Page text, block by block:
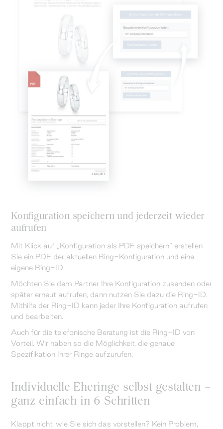
Konfiguration speichern und jederzeit wieder
aufrufen
Mit Klick auf „Konfiguration als PDF speichern“ erstellen
Sie ein PDF der aktuellen Ring-Konfiguration und eine
eigene Ring-ID.
Möchten Sie dem Partner Ihre Konfiguration zusenden oder
später erneut aufrufen, dann nutzen Sie dazu die Ring-ID.
Mithilfe der Ring-ID kann jeder Ihre Konfiguration aufrufen
und bearbeiten.
Auch für die telefonische Beratung ist die Ring-ID von
Vorteil. Wir haben so die Möglichkeit, die genaue
Spezifikation Ihrer Ringe aufzurufen.
Individuelle Eheringe selbst gestalten –
ganz einfach in 6 Schritten
Klappt nicht, wie Sie sich das vorstellen? Kein Problem,